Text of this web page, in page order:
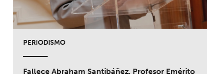
PERIODISMO
Fallece Abraham Santibáñez, Profesor Emérito